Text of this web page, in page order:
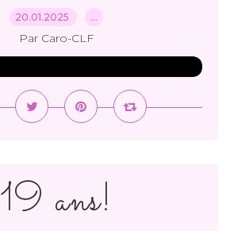
20.01.2025 …
Par Caro-CLF
19 ans!